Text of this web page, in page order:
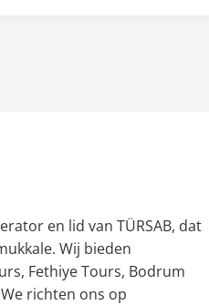
en lid van TÜRSAB, dat
Wij bieden
Fethiye Tours, Bodrum
richten ons op